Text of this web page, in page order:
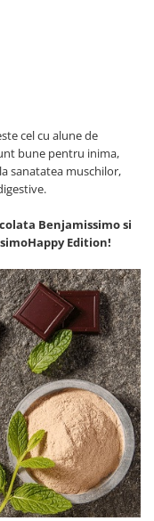
cel cu alune de
bune pentru inima,
sanatatea muschilor,
Benjamissimo si
Edition!